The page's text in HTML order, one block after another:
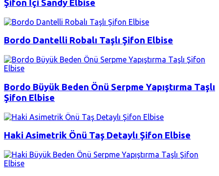
Şifon İçi Sandy Elbise
Bordo Dantelli Robalı Taşlı Şifon Elbise
Bordo Büyük Beden Önü Serpme Yapıştırma Taşlı
Şifon Elbise
Haki Asimetrik Önü Taş Detaylı Şifon Elbise